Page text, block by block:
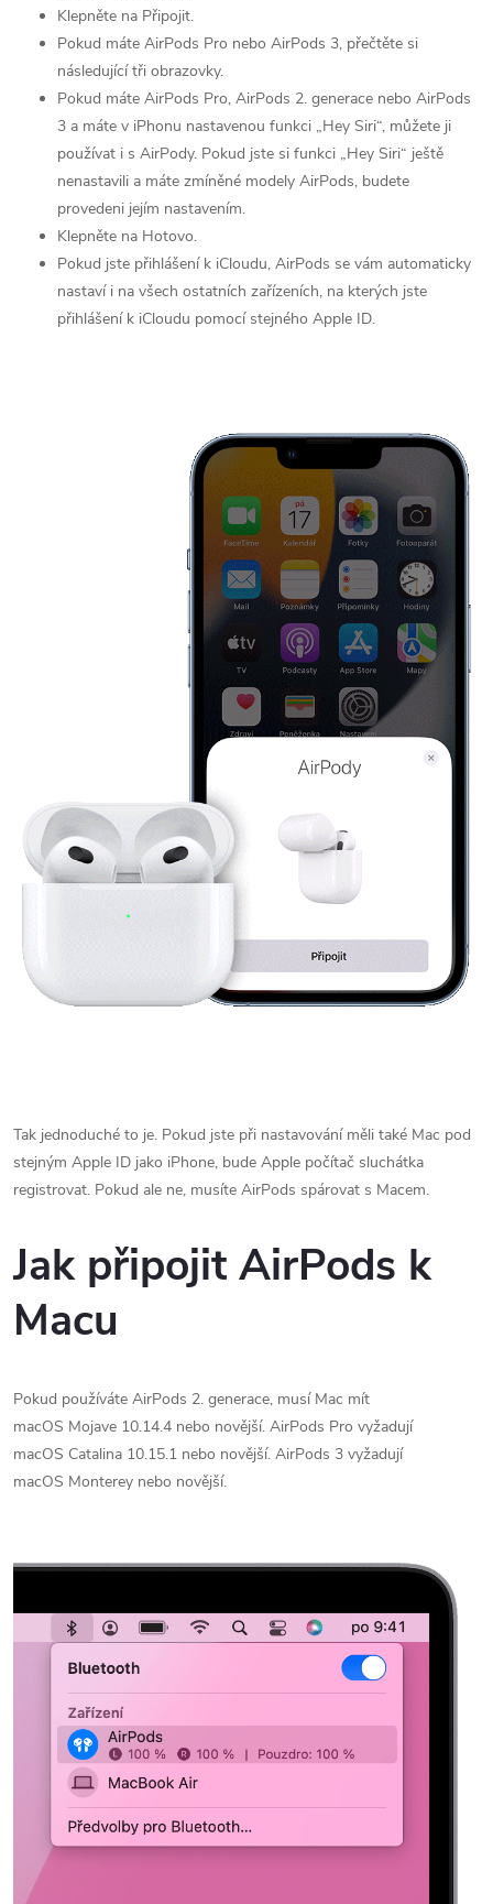
Klepněte na Připojit.
Pokud máte AirPods Pro nebo AirPods 3, přečtěte si
následující tři obrazovky.
Pokud máte AirPods Pro, AirPods 2. generace nebo AirPods
3 a máte v iPhonu nastavenou funkci „Hey Siri“, můžete ji
používat i s AirPody. Pokud jste si funkci „Hey Siri“ ještě
nenastavili a máte zmíněné modely AirPods, budete
provedeni jejím nastavením.
Klepněte na Hotovo.
Pokud jste přihlášení k iCloudu, AirPods se vám automaticky
nastaví i na všech ostatních zařízeních, na kterých jste
přihlášení k iCloudu pomocí stejného Apple ID.
Tak jednoduché to je. Pokud jste při nastavování měli také Mac pod
stejným Apple ID jako iPhone, bude Apple počítač sluchátka
registrovat. Pokud ale ne, musíte AirPods spárovat s Macem.
Jak připojit AirPods k
Macu
Pokud používáte AirPods 2. generace, musí Mac mít
macOS Mojave 10.14.4 nebo novější. AirPods Pro vyžadují
macOS Catalina 10.15.1 nebo novější. AirPods 3 vyžadují
macOS Monterey nebo novější.